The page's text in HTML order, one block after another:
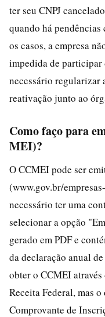
ter seu CNPJ
quando há pendências
os casos, a empresa
impedida de participar
necessário regularizar
reativação junto ao
Como faço para
MEI)?
O CCMEI pode ser
(www.gov.br/
necessário ter uma
selecionar a opção
gerado em PDF e
da declaração anual
obter o CCMEI
Receita Federal, mas
Comprovante de